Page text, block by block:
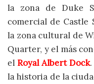
la zona de Duke
comercial de Castle
la zona cultural de
Quarter, y el más
el Royal Albert Dock
la historia de la